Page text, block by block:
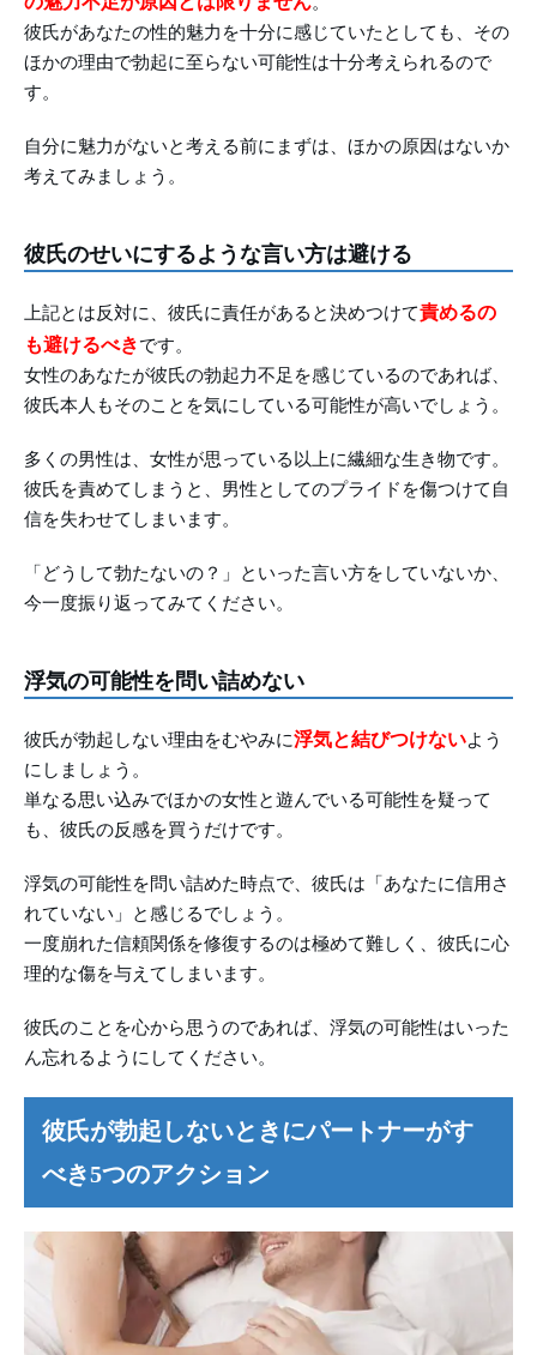
彼氏があなたの性的魅力を十分に感じていたとしても、その
ほかの理由で勃起に至らない可能性は十分考えられるので
す。
自分に魅力がないと考える前にまずは、ほかの原因はないか
考えてみましょう。
彼氏のせいにするような言い方は避ける
上記とは反対に、彼氏に責任があると決めつけて責めるの
も避けるべきです。
女性のあなたが彼氏の勃起力不足を感じているのであれば、
彼氏本人もそのことを気にしている可能性が高いでしょう。
多くの男性は、女性が思っている以上に繊細な生き物です。
彼氏を責めてしまうと、男性としてのプライドを傷つけて自
信を失わせてしまいます。
「どうして勃たないの？」といった言い方をしていないか、
今一度振り返ってみてください。
浮気の可能性を問い詰めない
彼氏が勃起しない理由をむやみに浮気と結びつけないよう
にしましょう。
単なる思い込みでほかの女性と遊んでいる可能性を疑って
も、彼氏の反感を買うだけです。
浮気の可能性を問い詰めた時点で、彼氏は「あなたに信用さ
れていない」と感じるでしょう。
一度崩れた信頼関係を修復するのは極めて難しく、彼氏に心
理的な傷を与えてしまいます。
彼氏のことを心から思うのであれば、浮気の可能性はいった
ん忘れるようにしてください。
彼氏が勃起しないときにパートナーがす
べき5つのアクション